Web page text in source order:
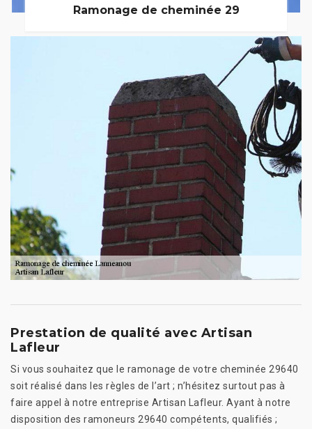
Ramonage de cheminée 29
Prestation de qualité avec Artisan
Lafleur
Si vous souhaitez que le ramonage de votre cheminée 29640
soit réalisé dans les règles de l’art ; n’hésitez surtout pas à
faire appel à notre entreprise Artisan Lafleur. Ayant à notre
disposition des ramoneurs 29640 compétents, qualifiés ;